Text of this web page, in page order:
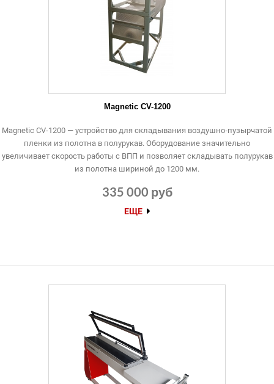
Magnetic CV-1200
Magnetic CV-1200 — устройство для складывания воздушно‑пузырчатой
пленки из полотна в полурукав. Оборудование значительно
увеличивает скорость работы с ВПП и позволяет складывать полурукав
из полотна шириной до 1200 мм.
335 000 руб
ЕЩЕ